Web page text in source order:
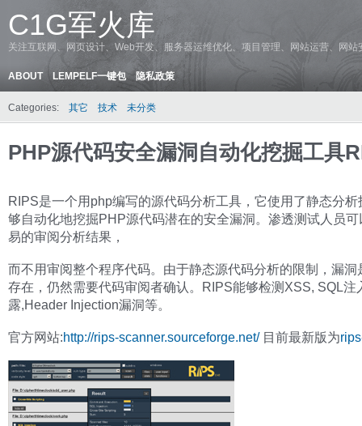
C1G军火库
关注互联网、网页设计、Web开发、服务器运维优化、项目管理、网站运营、网
ABOUT LEMPELF一键包 隐私政策
Categories: 其它 技术 未分类
PHP源代码安全漏洞自动化挖掘工具
RIPS是一个用php编写的源代码分析工具，它使用了静态分析
够自动化地挖掘PHP源代码潜在的安全漏洞。渗透测试人员
易的审阅分析结果，
而不用审阅整个程序代码。由于静态源代码分析的限制，漏洞
存在，仍然需要代码审阅者确认。RIPS能够检测XSS, SQL注
露,Header Injection漏洞等。
官方网站:http://rips-scanner.sourceforge.net/目前最新版为